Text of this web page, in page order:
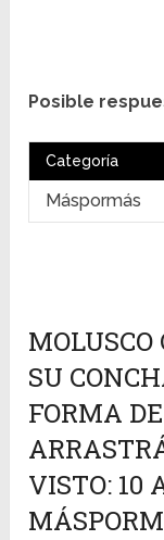
Posible
Categoría
Máspormás
MOLUSCO
SU
FORMA
VISTO: 10